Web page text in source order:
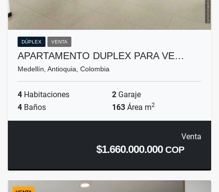
DÚPLEX VENTA
APARTAMENTO DUPLEX PARA VE…
Medellín, Antioquia, Colombia
4 Habitaciones 2 Garaje
4 Baños 163 Área m2
Venta
$1.660.000.000COP